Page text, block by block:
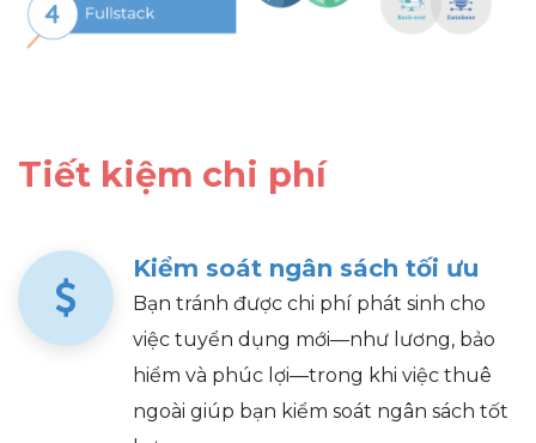
Tiết kiệm chi phí
Kiểm soát ngân sách tối ưu
Bạn tránh được chi phí phát sinh cho
việc tuyển dụng mới—như lương, bảo
hiểm và phúc lợi—trong khi việc thuê
ngoài giúp bạn kiểm soát ngân sách tốt